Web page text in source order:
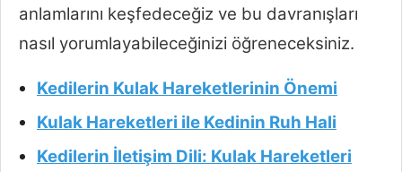
anlamlarını keşfedeceğiz ve bu davranışları
nasıl yorumlayabileceğinizi öğreneceksiniz.
Kedilerin Kulak Hareketlerinin Önemi
Kulak Hareketleri ile Kedinin Ruh Hali
Kedilerin İletişim Dili: Kulak Hareketleri